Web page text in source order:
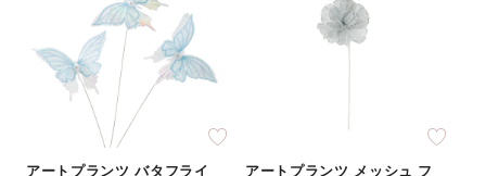
アートプランツ バタフライ
アートプランツ メッシュ フ